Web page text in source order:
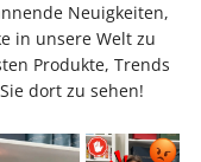
Neuigkeiten,
in unsere Welt zu
Produkte, Trends
dort zu sehen!